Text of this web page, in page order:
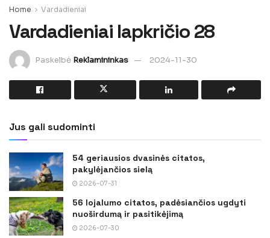
Home Vardadieniai
Vardadieniai lapkričio 28
Paskelbė Reklamininkas 2024-11-30
Jus gali sudominti
54 geriausios dvasinės citatos,
pakylėjančios sielą
2026-07-31
56 lojalumo citatos, padėsiančios ugdyti
nuoširdumą ir pasitikėjimą
2026-07-30